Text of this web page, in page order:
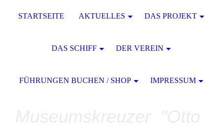
STARTSEITE AKTUELLES DAS PROJEKT
DAS SCHIFF DER VEREIN
FÜHRUNGEN BUCHEN / SHOP IMPRESSUM